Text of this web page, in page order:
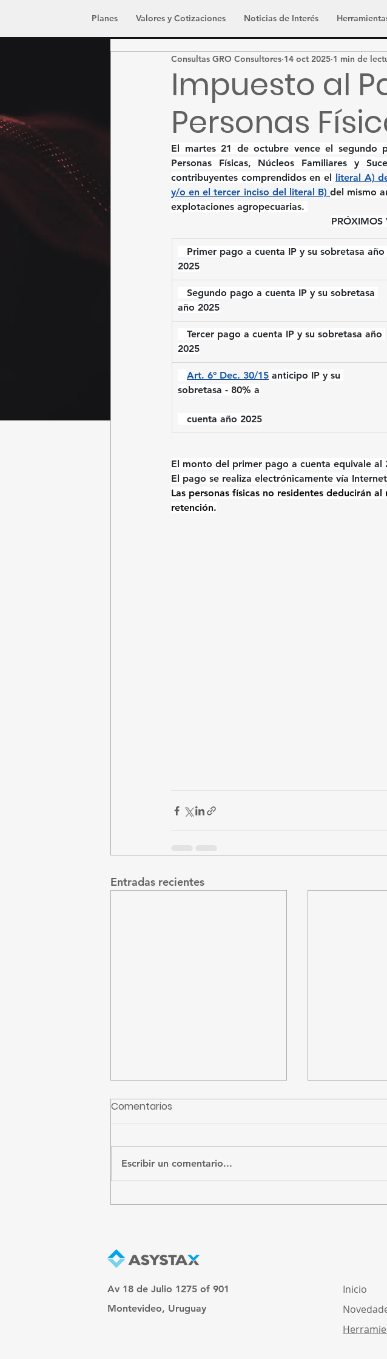
Planes Valores y Cotizaciones Noticias de Interés
Impuesto al
Personas
Consultas GRO Consultores 14 oct 2025 1 min de
El martes 21 de octubre vence el segundo
Personas Físicas, Núcleos Familiares y
contribuyentes comprendidos en el literal A)
y/o en el tercer inciso del literal B) del mismo
explotaciones agropecuarias.
PRÓXIMOS
Primer pago a cuenta IP y su sobretasa año
2025
Segundo pago a cuenta IP y su sobretasa
año 2025
Tercer pago a cuenta IP y su sobretasa año
2025
Art. 6º Dec. 30/15 anticipo IP y su
sobretasa - 80% a
cuenta año 2025
El monto del primer pago a cuenta equivale
El pago se realiza electrónicamente vía
Las personas físicas no residentes deducirán
retención.
Entradas recientes
CFE recibidos
Comentarios
Escribir un comentario...
Av 18 de Julio 1275 of 901
Montevideo, Uruguay
Inicio